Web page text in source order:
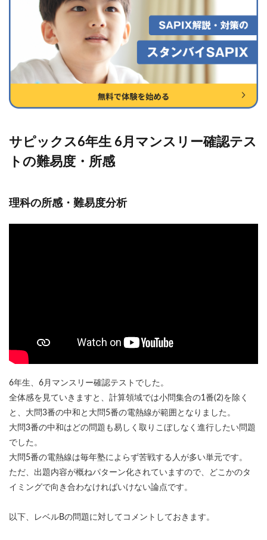
サピックス6年生 6月マンスリー確認テス
トの難易度・所感
理科の所感・難易度分析
6年生、6月マンスリー確認テストでした。
全体感を見ていきますと、計算領域では小問集合の1番(2)を除く
と、大問3番の中和と大問5番の電熱線が範囲となりました。
大問3番の中和はどの問題も易しく取りこぼしなく進行したい問題
でした。
大問5番の電熱線は毎年塾によらず苦戦する人が多い単元です。
ただ、出題内容が概ねパターン化されていますので、どこかのタ
イミングで向き合わなければいけない論点です。
以下、レベルBの問題に対してコメントしておきます。